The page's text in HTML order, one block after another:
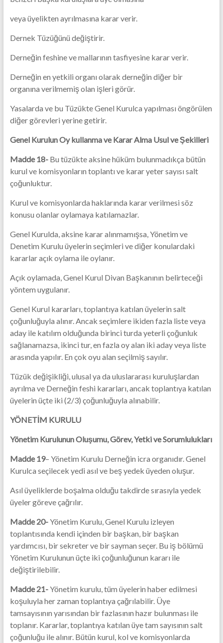
veya üyelikten ayrılmasına karar verir.
Dernek Tüzüğünü değiştirir.
Derneğin feshine ve mallarının tasfiyesine karar verir.
Derneğin en yetkili organı olarak derneğin diğer bir
organına verilmemiş olan işleri görür.
Yasalarda ve bu Tüzükte Genel Kurulca yapılması öngörülen
diğer görevleri yerine getirir.
Genel Kurulun Oy kullanma ve Karar Alma Usul ve Şekilleri
Madde 18-Bu tüzükte aksine hüküm bulunmadıkça bütün
kurul ve komisyonların toplantı ve karar yeter sayısı salt
çoğunluktur.
Kurul ve komisyonlarda haklarında karar verilmesi söz
konusu olanlar oylamaya katılamazlar.
Genel Kurulda, aksine karar alınmamışsa, Yönetim ve
Denetim Kurulu üyelerin seçimleri ve diğer konulardaki
kararlar açık oylama ile oylanır.
Açık oylamada, Genel Kurul Divan Başkanının belirteceği
yöntem uygulanır.
Genel Kurul kararları, toplantıya katılan üyelerin salt
çoğunluğuyla alınır. Ancak seçimlere ikiden fazla liste veya
aday ile katılım olduğunda birinci turda yeterli çoğunluk
sağlanamazsa, ikinci tur, en fazla oy alan iki aday veya liste
arasında yapılır. En çok oyu alan seçilmiş sayılır.
Tüzük değişikliği, ulusal ya da uluslararası kuruluşlardan
ayrılma ve Derneğin feshi kararları, ancak toplantıya katılan
üyelerin üçte iki (2/3) çoğunluğuyla alınabilir.
YÖNETİM KURULU
Yönetim Kurulunun Oluşumu, Görev, Yetki ve Sorumlulukları
Madde 19– Yönetim Kurulu Derneğin icra organıdır. Genel
Kurulca seçilecek yedi asıl ve beş yedek üyeden oluşur.
Asıl üyeliklerde boşalma olduğu takdirde sırasıyla yedek
üyeler göreve çağrılır.
Madde 20-Yönetim Kurulu, Genel Kurulu izleyen
toplantısında kendi içinden bir başkan, bir başkan
yardımcısı, bir sekreter ve bir sayman seçer. Bu iş bölümü
Yönetim Kurulunun üçte iki çoğunluğunun kararı ile
değiştirilebilir.
Madde 21-Yönetim kurulu, tüm üyelerin haber edilmesi
koşuluyla her zaman toplantıya çağrılabilir. Üye
tamsayısının yarısından bir fazlasının hazır bulunması ile
toplanır. Kararlar, toplantıya katılan üye tam sayısının salt
çoğunluğu ile alınır. Bütün kurul, kol ve komisyonlarda